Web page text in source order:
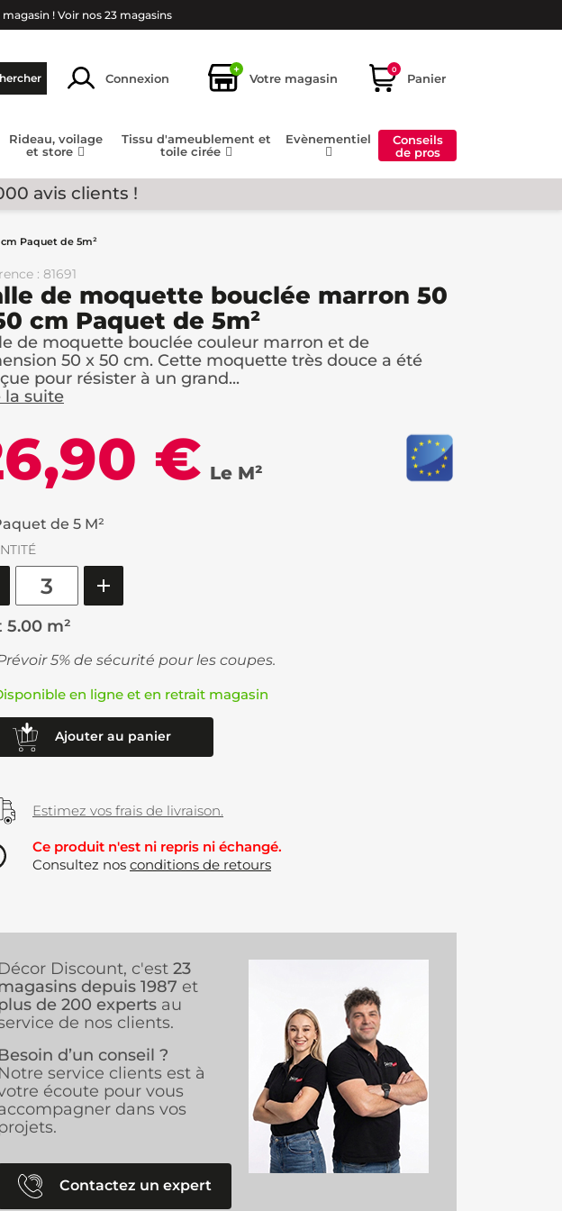
!Voir nos 23 magasins
Connexion
+
Votre magasin
0
Panier
Rideau, voilage
et store
Tissu d'ameublement et
toile cirée
Evènementiel
Conseils
de pros
000 avis clients !
Paquet de 5m²
: 81691
de moquette bouclée marron 50
cm Paquet de 5m²
de moquette bouclée couleur marron et de
50 x 50 cm. Cette moquette très douce a été
pour résister à un grand...
la suite
€ Le M²
de 5 M²
5.00 m²
5% de sécurité pour les coupes.
en ligne et en retrait magasin
Ajouter au panier
Estimez vos frais de livraison.
Ce produit n'est ni repris ni échangé.
Consultez nos conditions de retours
Décor Discount, c'est 23
depuis 1987 et
de 200 experts au
de nos clients.
Besoin d’un conseil ?
Notre service clients est à
écoute pour vous
dans vos
Contactez un expert